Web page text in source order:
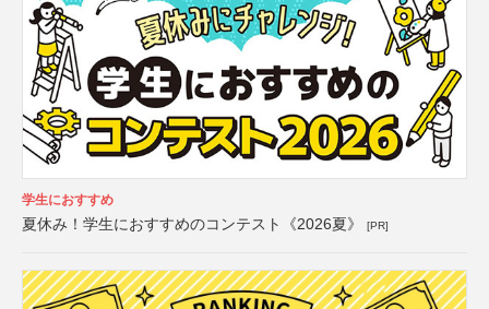
学生におすすめ
夏休み！学生におすすめのコンテスト《2026夏》 [PR]